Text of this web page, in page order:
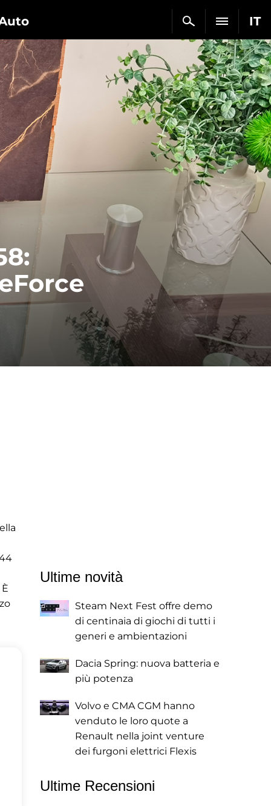
IT
Ultime novità
Steam Next Fest offre demo
di centinaia di giochi di tutti i
generi e ambientazioni
Dacia Spring: nuova batteria e
più potenza
Volvo e CMA CGM hanno
venduto le loro quote a
Renault nella joint venture
dei furgoni elettrici Flexis
Ultime Recensioni